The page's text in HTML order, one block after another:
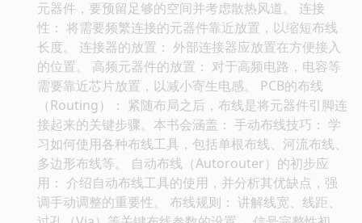
元器件，要预留足够的空间并考虑散热风道。 连接
性： 将需要频繁连接的元器件靠近放置，以缩短布线
长度。 连接器的放置： 外部连接器应放置在方便接入
的位置。 高频元器件的放置： 对于高频电路，电容等
需要靠近芯片放置，以减小寄生电感。 PCB的布线
（Routing）： 紧随布局之后，布线是将元器件引脚连
接起来的关键步骤。本书会涵盖： 手动布线技巧： 学
习如何使用各种布线工具，包括单根布线、河流布线、
多边形布线等。 自动布线（Autorouter）的初步应
用： 介绍自动布线工具的使用，并分析其优缺点，强
调手动调整的重要性。 布线规则： 讲解线宽、线距、